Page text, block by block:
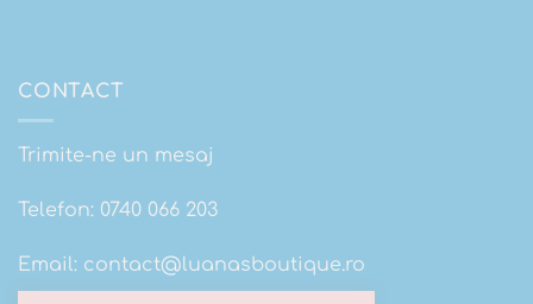
CONTACT
Trimite-ne un mesaj
Telefon: 0740 066 203
Email: contact@luanasboutique.ro